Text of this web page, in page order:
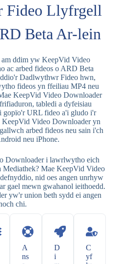
Fideo Llyfrgell
Beta Ar-lein
ddim yw KeepVid Video
ac arbed fideos o ARD Beta
Dadlwythwr Fideo hwn,
fideos yn ffeiliau MP4 neu
KeepVid Video Downloader
tabledi a dyfeisiau
gopïo'r URL fideo a'i gludo i'r
Video Downloader yn
arbed fideos neu sain i'ch
neu iPhone.
Downloader i lawrlwytho eich
Mae KeepVid Video
nid oes angen unrhyw
gael mewn gwahanol ieithoedd.
yw'r union beth sydd ei angen
chi.
A
ns
D
i
C
yf